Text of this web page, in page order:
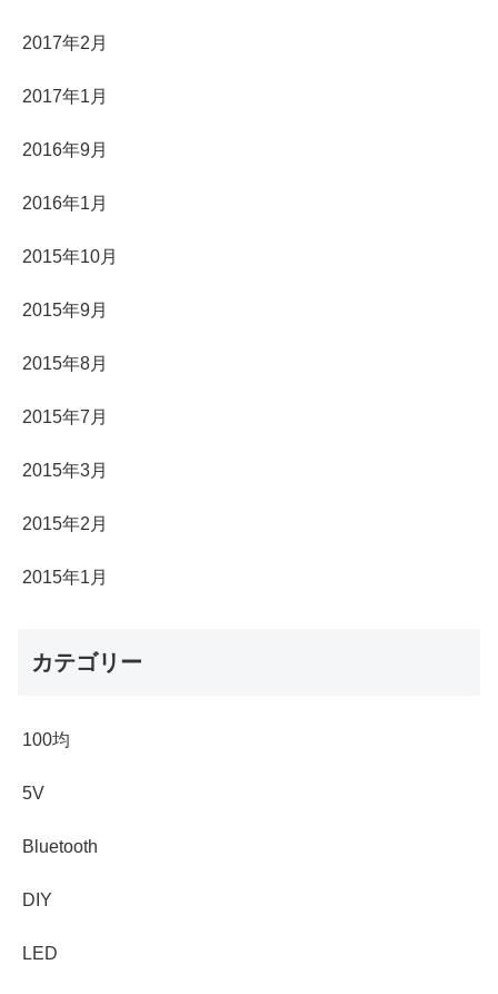
2017年2月
2017年1月
2016年9月
2016年1月
2015年10月
2015年9月
2015年8月
2015年7月
2015年3月
2015年2月
2015年1月
カテゴリー
100均
5V
Bluetooth
DIY
LED